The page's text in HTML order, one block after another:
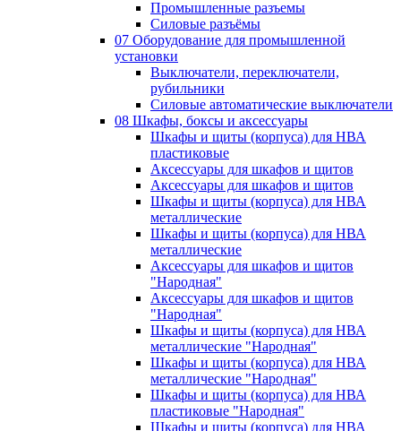
Промышленные разъемы
Силовые разъёмы
07 Оборудование для промышленной
установки
Выключатели, переключатели,
рубильники
Силовые автоматические выключатели
08 Шкафы, боксы и аксессуары
Шкафы и щиты (корпуса) для НВА
пластиковые
Аксессуары для шкафов и щитов
Аксессуары для шкафов и щитов
Шкафы и щиты (корпуса) для НВА
металлические
Шкафы и щиты (корпуса) для НВА
металлические
Аксессуары для шкафов и щитов
"Народная"
Аксессуары для шкафов и щитов
"Народная"
Шкафы и щиты (корпуса) для НВА
металлические "Народная"
Шкафы и щиты (корпуса) для НВА
металлические "Народная"
Шкафы и щиты (корпуса) для НВА
пластиковые "Народная"
Шкафы и щиты (корпуса) для НВА